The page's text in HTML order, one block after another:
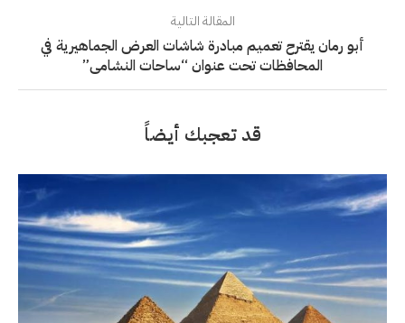
المقالة التالية
أبو رمان يقترح تعميم مبادرة شاشات العرض الجماهيرية في
المحافظات تحت عنوان “ساحات النشامى”
قد تعجبك أيضاً